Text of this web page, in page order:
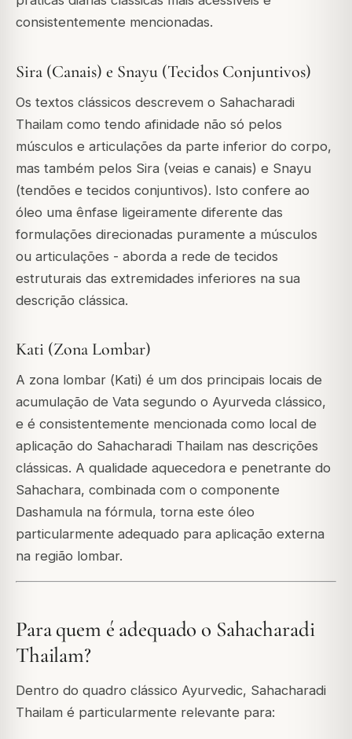
consistentemente mencionadas.
Sira (Canais) e Snayu (Tecidos Conjuntivos)
Os textos clássicos descrevem o Sahacharadi
Thailam como tendo afinidade não só pelos
músculos e articulações da parte inferior do corpo,
mas também pelos Sira (veias e canais) e Snayu
(tendões e tecidos conjuntivos). Isto confere ao
óleo uma ênfase ligeiramente diferente das
formulações direcionadas puramente a músculos
ou articulações - aborda a rede de tecidos
estruturais das extremidades inferiores na sua
descrição clássica.
Kati (Zona Lombar)
A zona lombar (Kati) é um dos principais locais de
acumulação de Vata segundo o Ayurveda clássico,
e é consistentemente mencionada como local de
aplicação do Sahacharadi Thailam nas descrições
clássicas. A qualidade aquecedora e penetrante do
Sahachara, combinada com o componente
Dashamula na fórmula, torna este óleo
particularmente adequado para aplicação externa
na região lombar.
Para quem é adequado o Sahacharadi
Thailam?
Dentro do quadro clássico Ayurvedic, Sahacharadi
Thailam é particularmente relevante para: